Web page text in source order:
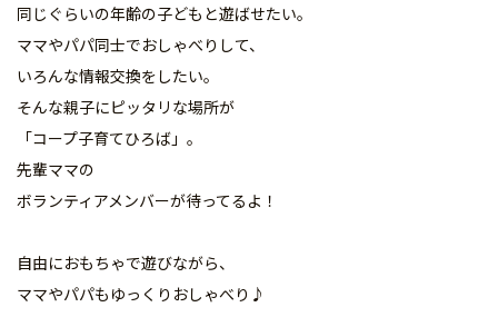
同じぐらいの年齢の子どもと遊ばせたい。
ママやパパ同士でおしゃべりして、
いろんな情報交換をしたい。
そんな親子にピッタリな場所が
「コープ子育てひろば」。
先輩ママの
ボランティアメンバーが待ってるよ！
自由におもちゃで遊びながら、
ママやパパもゆっくりおしゃべり♪